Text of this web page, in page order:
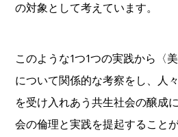
の対象として考えています。
このような1つ1つの実践から〈
について関係的な考察をし、人
を受け入れあう共生社会の醸成
会の倫理と実践を提起すること